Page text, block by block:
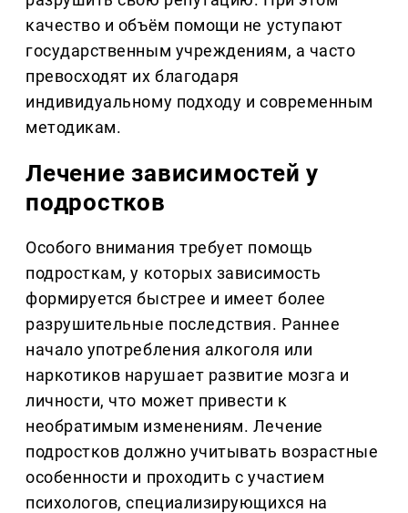
качество и объём помощи не уступают
государственным учреждениям, а часто
превосходят их благодаря
индивидуальному подходу и современным
методикам.
Лечение зависимостей у
подростков
Особого внимания требует помощь
подросткам, у которых зависимость
формируется быстрее и имеет более
разрушительные последствия. Раннее
начало употребления алкоголя или
наркотиков нарушает развитие мозга и
личности, что может привести к
необратимым изменениям. Лечение
подростков должно учитывать возрастные
особенности и проходить с участием
психологов, специализирующихся на